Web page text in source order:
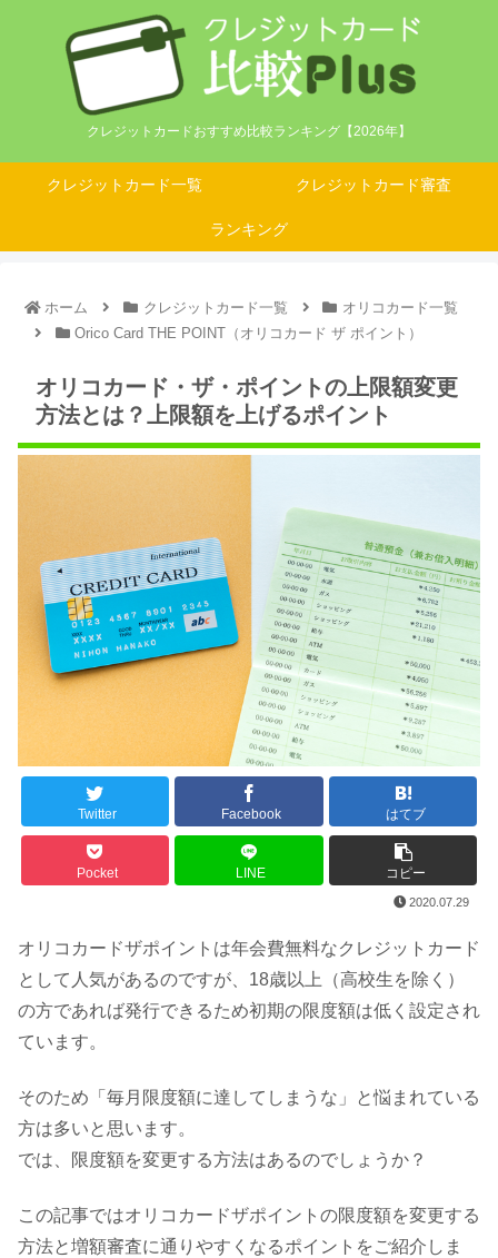
クレジットカードおすすめ比較ランキング【2026年】
クレジットカード一覧 クレジットカード審査
ランキング
ホーム クレジットカード一覧
オリコカード一覧
Orico Card THE POINT（オリコカード ザ ポイント）
オリコカード・ザ・ポイントの上限額変更
方法とは？上限額を上げるポイント
Twitter Facebook はてブ
Pocket LINE コピー
2020.07.29
オリコカードザポイントは年会費無料なクレジットカード
として人気があるのですが、18歳以上（高校生を除く）
の方であれば発行できるため初期の限度額は低く設定され
ています。
そのため「毎月限度額に達してしまうな」と悩まれている
方は多いと思います。
では、限度額を変更する方法はあるのでしょうか？
この記事ではオリコカードザポイントの限度額を変更する
方法と増額審査に通りやすくなるポイントをご紹介しま